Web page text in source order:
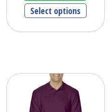
Select options